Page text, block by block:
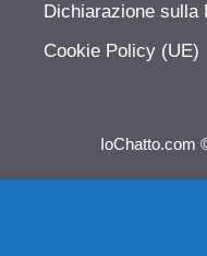
Dichiarazione sulla
Cookie Policy (UE)
IoChatto.com